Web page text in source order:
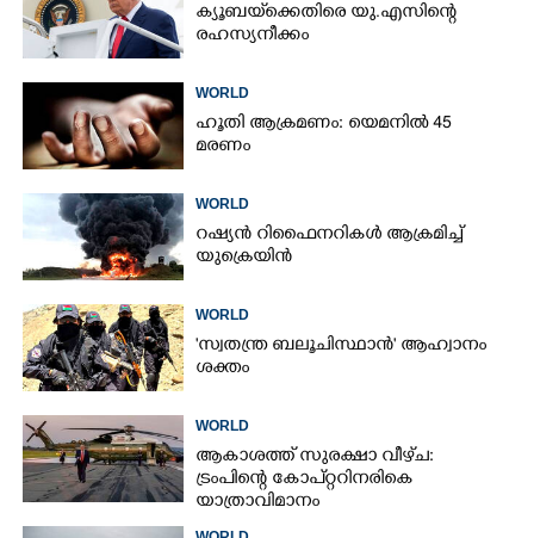
ക്യൂബയ്‌ക്കെതിരെ യു.എസിന്റെ
രഹസ്യനീക്കം
WORLD
ഹൂതി ആക്രമണം: യെമനിൽ 45
മരണം
WORLD
റഷ്യൻ റിഫൈനറികൾ ആക്രമിച്ച്
യുക്രെയിൻ
WORLD
'സ്വതന്ത്ര ബലൂചിസ്ഥാൻ' ആഹ്വാനം
ശക്തം
WORLD
ആകാശത്ത് സുരക്ഷാ വീഴ്‌ച:
ട്രംപിന്റെ കോ‌പ്‌റ്ററിനരികെ
യാത്രാവിമാനം